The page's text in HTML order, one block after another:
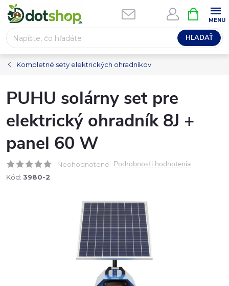
Prejsť
na
obsah
HĽADAŤ
KOŠÍK
Kompletné sety elektrických ohradníkov
PUHU solárny set pre
elektrický ohradník 8J +
panel 60 W
Neohodnotené Podrobnosti hodnotenia
Kód: 3980-2